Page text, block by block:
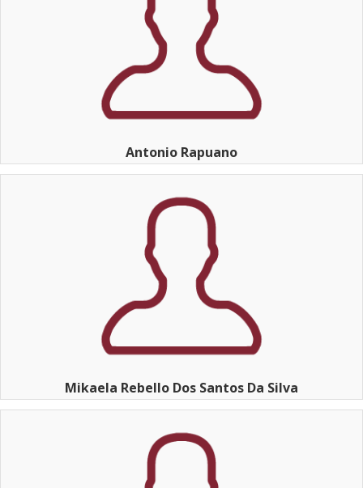
Antonio Rapuano
Mikaela Rebello Dos Santos Da Silva